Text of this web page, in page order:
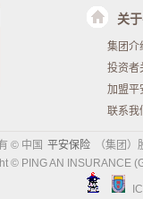
关
集团介
投资者
加盟平
联系我
© 中国 平安保险
（集团
© PING AN INSURANCE